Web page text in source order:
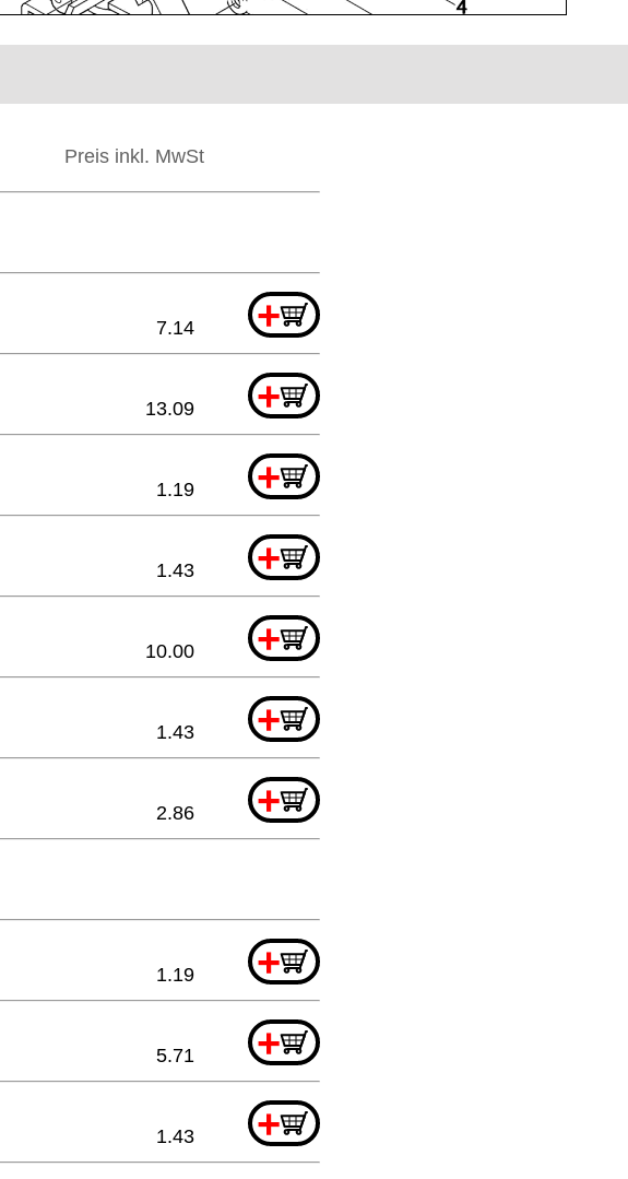
Preis inkl. MwSt
+
7.14
+
13.09
+
1.19
+
1.43
+
10.00
+
1.43
+
2.86
+
1.19
+
5.71
+
1.43